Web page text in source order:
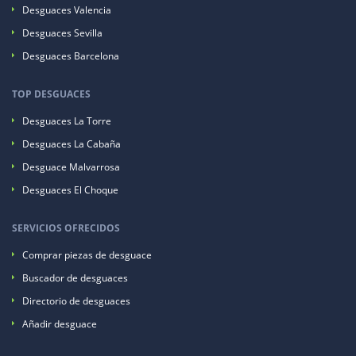
Desguaces Valencia
Desguaces Sevilla
Desguaces Barcelona
TOP DESGUACES
Desguaces La Torre
Desguaces La Cabaña
Desguace Malvarrosa
Desguaces El Choque
SERVICIOS OFRECIDOS
Comprar piezas de desguace
Buscador de desguaces
Directorio de desguaces
Añadir desguace